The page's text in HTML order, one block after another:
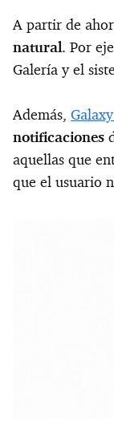
A partir de
natural. Por
Galería y el
Además,
notificaciones
aquellas que
que el usuario